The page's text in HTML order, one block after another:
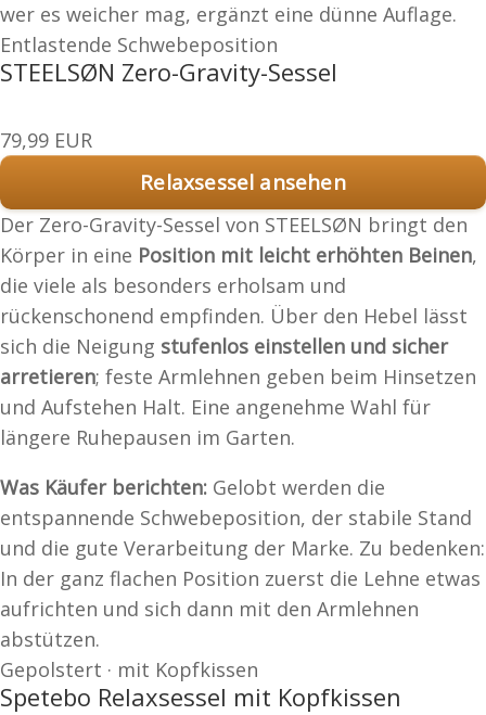
wer es weicher mag, ergänzt eine dünne Auflage.
Entlastende Schwebeposition
STEELSØN Zero-Gravity-Sessel
79,99 EUR
Relaxsessel ansehen
Der Zero-Gravity-Sessel von STEELSØN bringt den
Körper in eine Position mit leicht erhöhten Beinen,
die viele als besonders erholsam und
rückenschonend empfinden. Über den Hebel lässt
sich die Neigung stufenlos einstellen und sicher
arretieren; feste Armlehnen geben beim Hinsetzen
und Aufstehen Halt. Eine angenehme Wahl für
längere Ruhepausen im Garten.
Was Käufer berichten: Gelobt werden die
entspannende Schwebeposition, der stabile Stand
und die gute Verarbeitung der Marke. Zu bedenken:
In der ganz flachen Position zuerst die Lehne etwas
aufrichten und sich dann mit den Armlehnen
abstützen.
Gepolstert · mit Kopfkissen
Spetebo Relaxsessel mit Kopfkissen